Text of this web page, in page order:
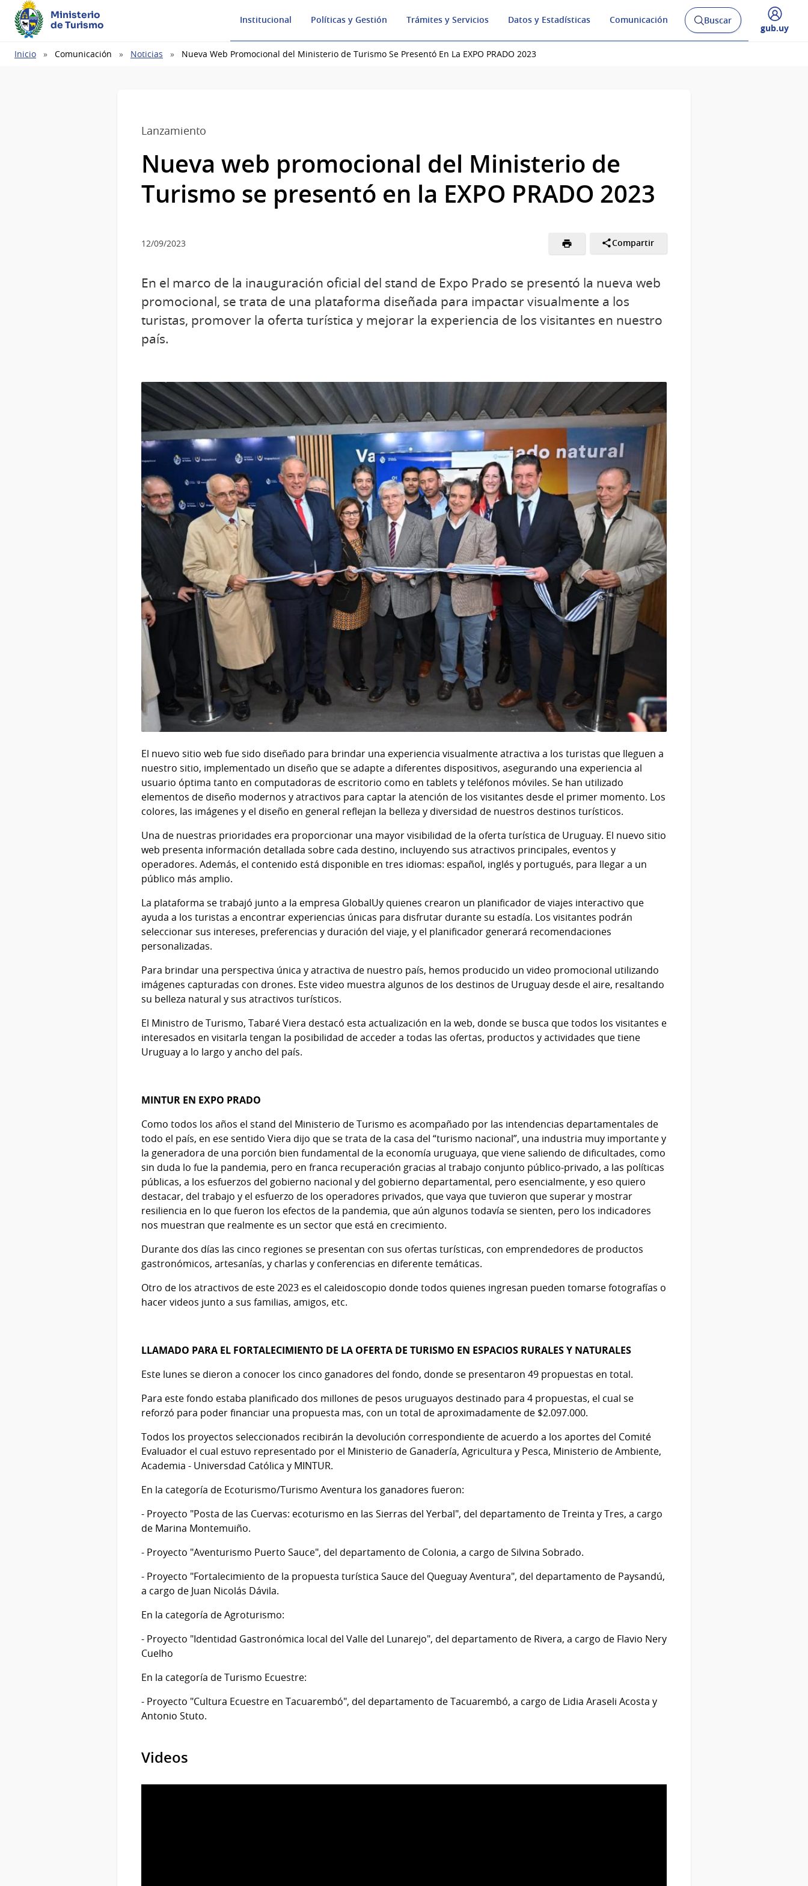
Ministerio
de Turismo
Institucional Políticas y Gestión Trámites y Servicios Datos y Estadísticas Comunicación
Abrir
buscador
Buscar
Desplegar
gub.uy
Ruta
Inicio Comunicación Noticias Nueva Web Promocional del Ministerio de Turismo Se Presentó En La EXPO PRADO 2023
Lanzamiento
Nueva web promocional del Ministerio de
Turismo se presentó en la EXPO PRADO 2023
12/09/2023 Compartir
En el marco de la inauguración oficial del stand de Expo Prado se presentó la nueva web
promocional, se trata de una plataforma diseñada para impactar visualmente a los
turistas, promover la oferta turística y mejorar la experiencia de los visitantes en nuestro
país.
El nuevo sitio web fue sido diseñado para brindar una experiencia visualmente atractiva a los turistas que lleguen a
nuestro sitio, implementado un diseño que se adapte a diferentes dispositivos, asegurando una experiencia al
usuario óptima tanto en computadoras de escritorio como en tablets y teléfonos móviles. Se han utilizado
elementos de diseño modernos y atractivos para captar la atención de los visitantes desde el primer momento. Los
colores, las imágenes y el diseño en general reflejan la belleza y diversidad de nuestros destinos turísticos.
Una de nuestras prioridades era proporcionar una mayor visibilidad de la oferta turística de Uruguay. El nuevo sitio
web presenta información detallada sobre cada destino, incluyendo sus atractivos principales, eventos y
operadores. Además, el contenido está disponible en tres idiomas: español, inglés y portugués, para llegar a un
público más amplio.
La plataforma se trabajó junto a la empresa GlobalUy quienes crearon un planificador de viajes interactivo que
ayuda a los turistas a encontrar experiencias únicas para disfrutar durante su estadía. Los visitantes podrán
seleccionar sus intereses, preferencias y duración del viaje, y el planificador generará recomendaciones
personalizadas.
Para brindar una perspectiva única y atractiva de nuestro país, hemos producido un video promocional utilizando
imágenes capturadas con drones. Este video muestra algunos de los destinos de Uruguay desde el aire, resaltando
su belleza natural y sus atractivos turísticos.
El Ministro de Turismo, Tabaré Viera destacó esta actualización en la web, donde se busca que todos los visitantes e
interesados en visitarla tengan la posibilidad de acceder a todas las ofertas, productos y actividades que tiene
Uruguay a lo largo y ancho del país.
MINTUR EN EXPO PRADO
Como todos los años el stand del Ministerio de Turismo es acompañado por las intendencias departamentales de
todo el país, en ese sentido Viera dijo que se trata de la casa del “turismo nacional”, una industria muy importante y
la generadora de una porción bien fundamental de la economía uruguaya, que viene saliendo de dificultades, como
sin duda lo fue la pandemia, pero en franca recuperación gracias al trabajo conjunto público-privado, a las políticas
públicas, a los esfuerzos del gobierno nacional y del gobierno departamental, pero esencialmente, y eso quiero
destacar, del trabajo y el esfuerzo de los operadores privados, que vaya que tuvieron que superar y mostrar
resiliencia en lo que fueron los efectos de la pandemia, que aún algunos todavía se sienten, pero los indicadores
nos muestran que realmente es un sector que está en crecimiento.
Durante dos días las cinco regiones se presentan con sus ofertas turísticas, con emprendedores de productos
gastronómicos, artesanías, y charlas y conferencias en diferente temáticas.
Otro de los atractivos de este 2023 es el caleidoscopio donde todos quienes ingresan pueden tomarse fotografías o
hacer videos junto a sus familias, amigos, etc.
LLAMADO PARA EL FORTALECIMIENTO DE LA OFERTA DE TURISMO EN ESPACIOS RURALES Y NATURALES
Este lunes se dieron a conocer los cinco ganadores del fondo, donde se presentaron 49 propuestas en total.
Para este fondo estaba planificado dos millones de pesos uruguayos destinado para 4 propuestas, el cual se
reforzó para poder financiar una propuesta mas, con un total de aproximadamente de $2.097.000.
Todos los proyectos seleccionados recibirán la devolución correspondiente de acuerdo a los aportes del Comité
Evaluador el cual estuvo representado por el Ministerio de Ganadería, Agricultura y Pesca, Ministerio de Ambiente,
Academia - Universdad Católica y MINTUR.
En la categoría de Ecoturismo/Turismo Aventura los ganadores fueron:
- Proyecto "Posta de las Cuervas: ecoturismo en las Sierras del Yerbal", del departamento de Treinta y Tres, a cargo
de Marina Montemuiño.
- Proyecto "Aventurismo Puerto Sauce", del departamento de Colonia, a cargo de Silvina Sobrado.
- Proyecto "Fortalecimiento de la propuesta turística Sauce del Queguay Aventura", del departamento de Paysandú,
a cargo de Juan Nicolás Dávila.
En la categoría de Agroturismo:
- Proyecto "Identidad Gastronómica local del Valle del Lunarejo", del departamento de Rivera, a cargo de Flavio Nery
Cuelho
En la categoría de Turismo Ecuestre:
- Proyecto "Cultura Ecuestre en Tacuarembó", del departamento de Tacuarembó, a cargo de Lidia Araseli Acosta y
Antonio Stuto.
Videos